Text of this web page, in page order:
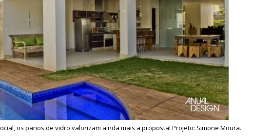
os panos de vidro valorizam ainda mais a proposta! Projeto: Simone Moura.